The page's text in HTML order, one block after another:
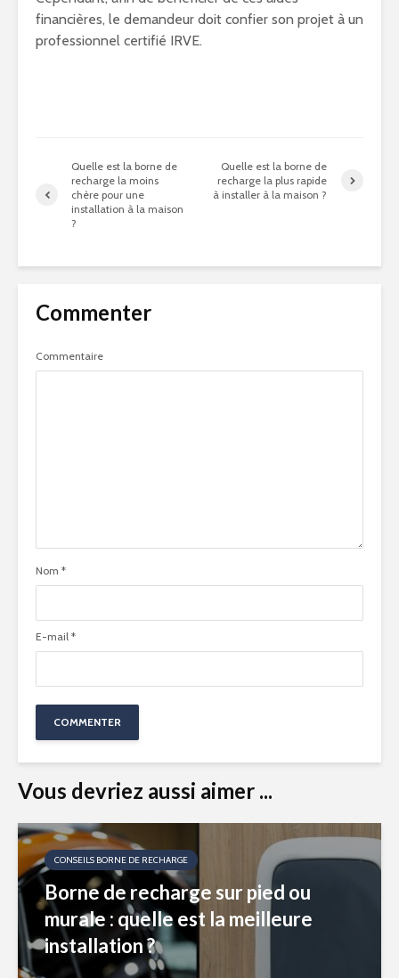
financières, le demandeur doit confier son projet à un
professionnel certifié IRVE.
Quelle est la borne de
recharge la moins
chère pour une
installation à la maison
?
Quelle est la borne de
recharge la plus rapide
à installer à la maison ?
Commenter
Commentaire
Nom *
E-mail *
Vous devriez aussi aimer ...
CONSEILS BORNE DE RECHARGE
Borne de recharge sur pied ou
murale : quelle est la meilleure
installation ?